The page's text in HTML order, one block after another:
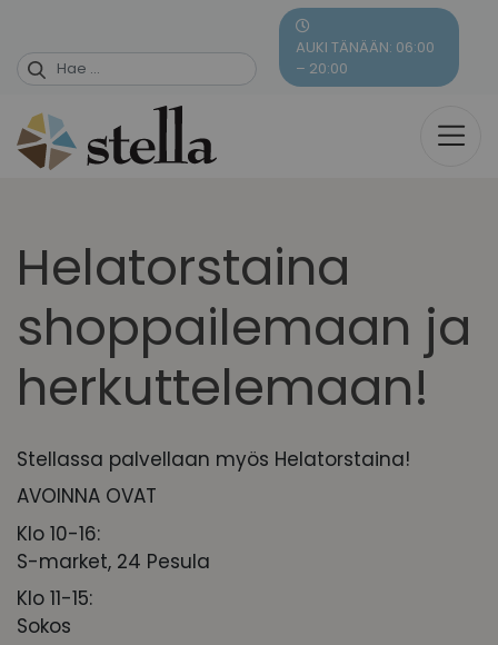
content
AUKI TÄNÄÄN: 06:00
– 20:00
Helatorstaina
shoppailemaan ja
herkuttelemaan!
Stellassa palvellaan myös Helatorstaina!
AVOINNA OVAT
Klo 10-16:
S-market, 24 Pesula
Klo 11-15:
Sokos